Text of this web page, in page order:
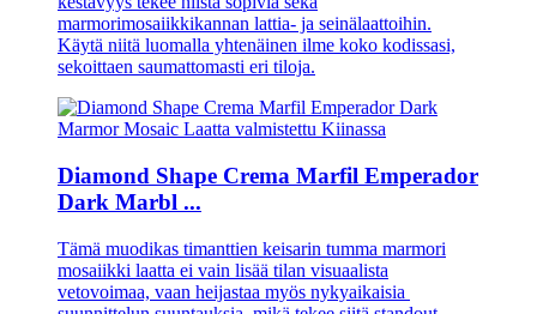
marmorimosaiikkikannan lattia- ja seinälaattoihin.
Käytä niitä luomalla yhtenäinen ilme koko kodissasi,
sekoittaen saumattomasti eri tiloja.
Diamond Shape Crema Marfil Emperador
Dark Marbl ...
Tämä muodikas timanttien keisarin tumma marmori
mosaiikki laatta ei vain lisää tilan visuaalista
vetovoimaa, vaan heijastaa myös nykyaikaisia ​​